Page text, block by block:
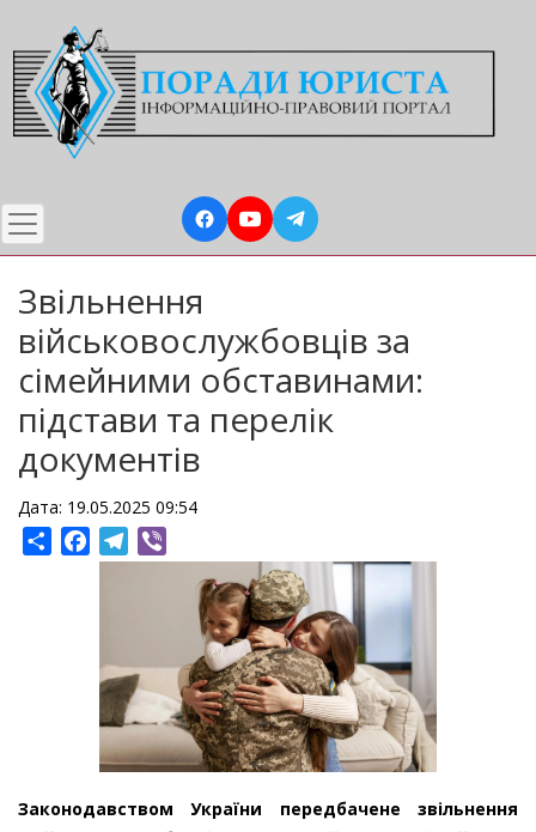
до
основного
вмісту
Звільнення
військовослужбовців за
сімейними обставинами:
підстави та перелік
документів
Дата: 19.05.2025 09:54
ShareFacebookTelegram
Законодавством України передбачене звільнення